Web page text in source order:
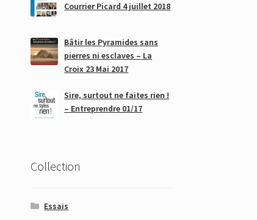
Courrier Picard 4 juillet 2018
Bâtir les Pyramides sans
pierres ni esclaves – La
Croix 23 Mai 2017
Sire, surtout ne faites rien !
– Entreprendre 01/17
Collection
Essais